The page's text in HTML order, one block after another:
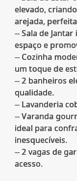
elevado,
arejada,
-- Sala de
espaço e
-- Cozinha
um toque de
-- 2 banheiros
qualidade.
-- Lavanderia
-- Varanda
ideal para
inesquecíveis.
-- 2 vagas de
acesso.